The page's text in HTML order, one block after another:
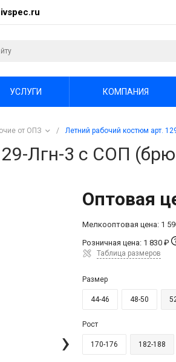
УСЛУГИ КОМПАНИЯ
от ОПЗ / Летний рабочий костюм арт.
Лгн-3 с СОП
›
Оптовая
Мелкооптовая цена: 1
Розничная цена: 1 830 ₽
Таблица размеров
Размер
44-46 48-50
Рост
170-176 182-188